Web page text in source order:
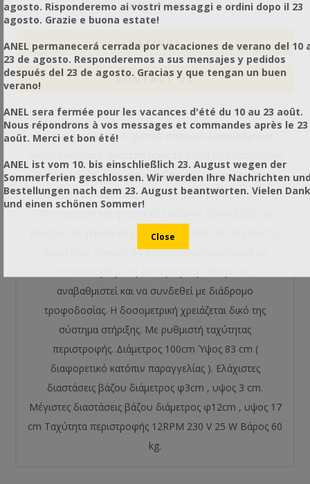
OVERVIEW
RATINGS
CONTACT US
Το περιστρεφόμενο τραπέζι σταθμού δοσομέτρησης
με άδεια βάζα, δίνει σήμα βάζου στη δοσομετρική και
στη συνέχεια λαμβάνει σήμα πλήρωσης βάζου από τη
γέμισμα. Τα γεμάτα δοχεία συλλέγονται στο κέντρο του
τραπεζιού. Μπορεί να λειτουργήσει αυτόνομα σε
αναβαθμιστεί και να συνδεθεί με διάδρομο
τροφοδοσίας. Η δοσομετρική χρειάζεται δικό της
σύστημα στήριξης. Με ρυθμιστή ταχύτητας
περιστροφής. Διάμετρος 100cm Ύψος 83 cm (
διαφορετικό κατόπιν παραγγελίας ). Ελάχιστες
διαστάσεις βάζου διάμετρος φ3cm , υψος 3 cm.
Μέγιστες διαστάσεις βάζου διάμετρος φ12cm , υψος 17
cm Ταχύτητα περιστροφής 12RPM 230 V 25 W Βάρος 60
kg.
agosto. Risponderemo ai vostri messaggi e ordini dopo il 23
agosto. Grazie e buona estate!
ANEL permanecerá cerrada por vacaciones de verano del 10
23 de agosto. Responderemos a sus mensajes y pedidos
después del 23 de agosto. Gracias y que tengan un buen
verano!
ANEL sera fermée pour les vacances d'été du 10 au 23 août.
Nous répondrons à vos messages et commandes après le 23
août. Merci et bon été!
ANEL ist vom 10. bis einschließlich 23. August wegen der
Sommerferien geschlossen. Wir werden Ihre Nachrichten
Bestellungen nach dem 23. August beantworten. Vielen Dank
und einen schönen Sommer!